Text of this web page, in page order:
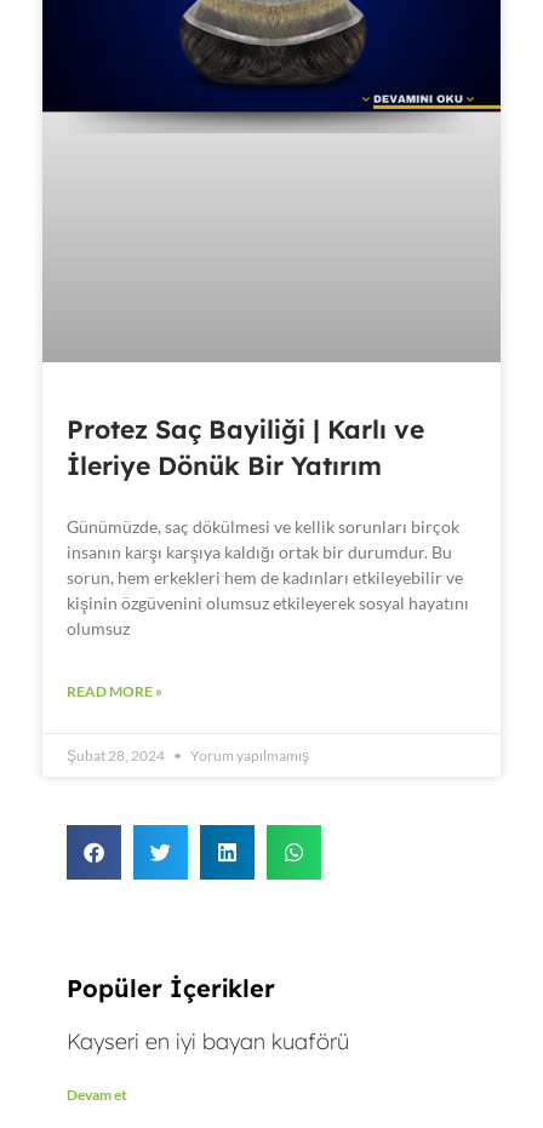
Protez Saç Bayiliği | Karlı ve
İleriye Dönük Bir Yatırım
Günümüzde, saç dökülmesi ve kellik sorunları birçok
insanın karşı karşıya kaldığı ortak bir durumdur. Bu
sorun, hem erkekleri hem de kadınları etkileyebilir ve
kişinin özgüvenini olumsuz etkileyerek sosyal hayatını
olumsuz
READ MORE »
Şubat 28, 2024 Yorum yapılmamış
Popüler İçerikler
Kayseri en iyi bayan kuaförü
Devam et